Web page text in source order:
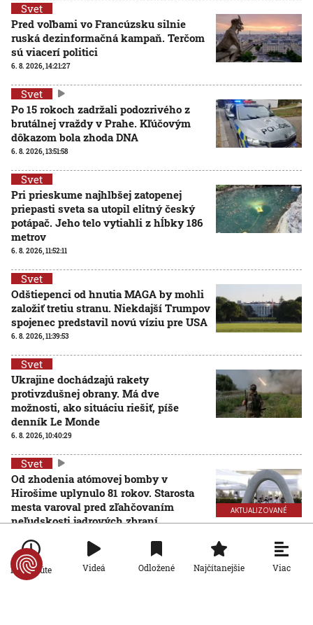
Svet
Pred voľbami vo Francúzsku silnie
ruská dezinformačná kampaň. Terčom
sú viacerí politici
6. 8. 2026, 14:21:27
Svet
Po 15 rokoch zadržali podozrivého z
brutálnej vraždy v Prahe. Kľúčovým
dôkazom bola zhoda DNA
6. 8. 2026, 13:51:58
Svet
Pri prieskume najhlbšej zatopenej
priepasti sveta sa utopil elitný český
potápač. Jeho telo vytiahli z hĺbky 186
metrov
6. 8. 2026, 11:52:11
Svet
Odštiepenci od hnutia MAGA by mohli
založiť tretiu stranu. Niekdajší Trumpov
spojenec predstavil novú víziu pre USA
6. 8. 2026, 11:39:53
Svet
Ukrajine dochádzajú rakety
protivzdušnej obrany. Má dve
možnosti, ako situáciu riešiť, píše
denník Le Monde
6. 8. 2026, 10:40:29
AKTUALIZOVANÉ
Svet
Od zhodenia atómovej bomby v
Hirošime uplynulo 81 rokov. Starosta
mesta varoval pred zľahčovaním
neľudskosti jadrových zbraní
Svet
Po minúte Videá Odložené Najčítanejšie Viac